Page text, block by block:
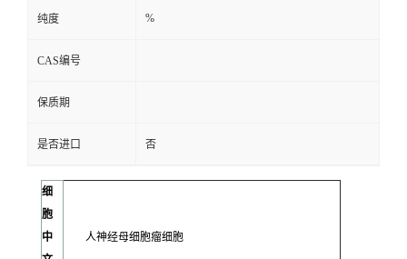
纯度 %
CAS编号
保质期
是否进口 否
细
胞
中
人神经母细胞瘤细胞